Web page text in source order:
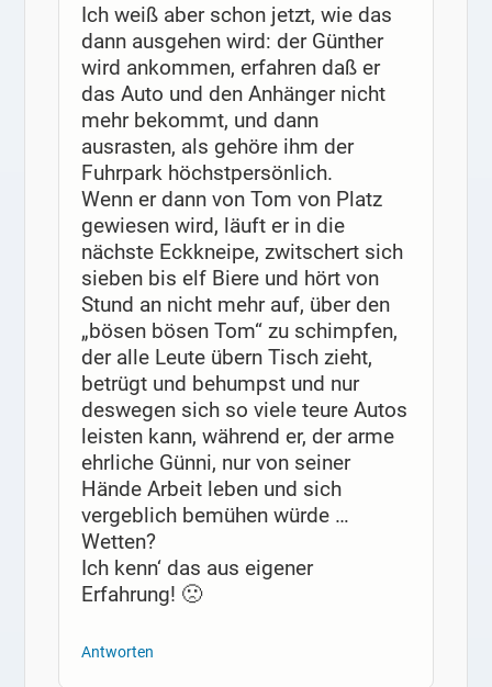
Ich weiß aber schon jetzt, wie das
dann ausgehen wird: der Günther
wird ankommen, erfahren daß er
das Auto und den Anhänger nicht
mehr bekommt, und dann
ausrasten, als gehöre ihm der
Fuhrpark höchstpersönlich.
Wenn er dann von Tom von Platz
gewiesen wird, läuft er in die
nächste Eckkneipe, zwitschert sich
sieben bis elf Biere und hört von
Stund an nicht mehr auf, über den
„bösen bösen Tom“ zu schimpfen,
der alle Leute übern Tisch zieht,
betrügt und behumpst und nur
deswegen sich so viele teure Autos
leisten kann, während er, der arme
ehrliche Günni, nur von seiner
Hände Arbeit leben und sich
vergeblich bemühen würde …
Wetten?
Ich kenn‘ das aus eigener
Erfahrung! 🙁
Antworten